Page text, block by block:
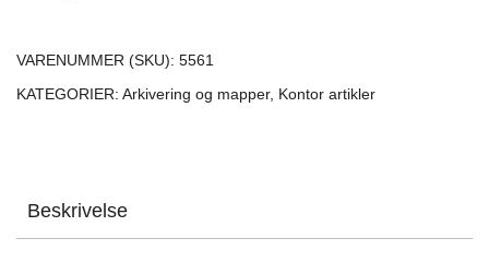
VARENUMMER (SKU): 5561
KATEGORIER: Arkivering og mapper, Kontor artikler
Beskrivelse